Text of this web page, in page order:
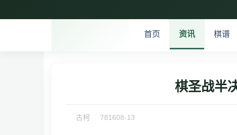
首页 资讯 棋谱
棋圣战半
古柯 781608-13